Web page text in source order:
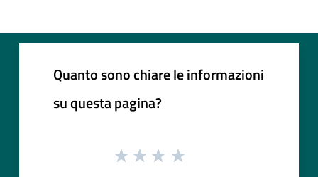
Quanto sono chiare le informazioni
su questa pagina?